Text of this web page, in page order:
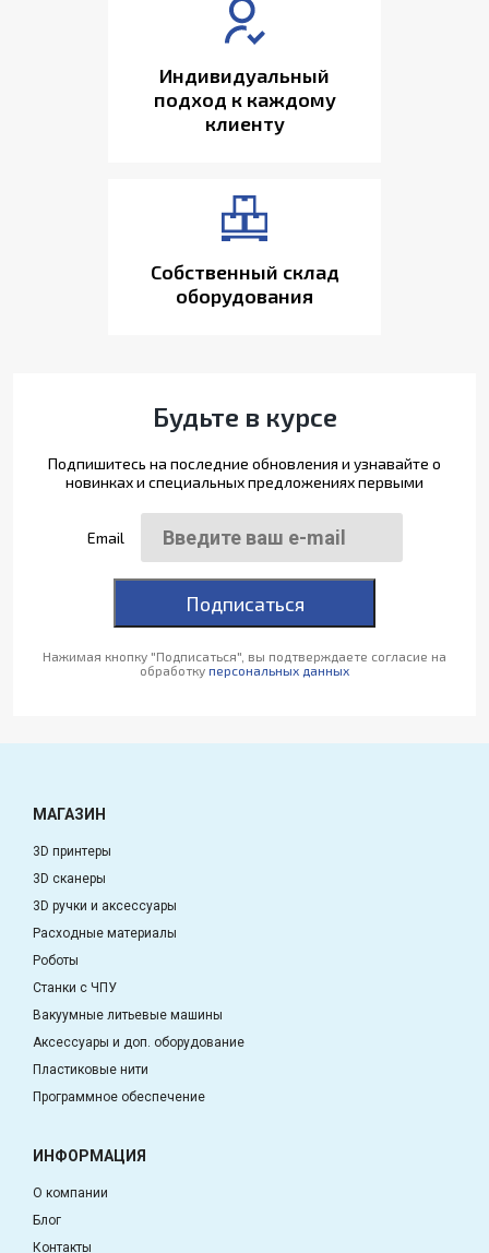
Индивидуальный
подход к каждому
клиенту
Собственный склад
оборудования
Будьте в курсе
Подпишитесь на последние обновления и узнавайте о
новинках и специальных предложениях первыми
Email
Подписаться
Нажимая кнопку "Подписаться", вы подтверждаете согласие на
обработку персональных данных
МАГАЗИН
3D принтеры
3D сканеры
3D ручки и аксессуары
Расходные материалы
Роботы
Станки с ЧПУ
Вакуумные литьевые машины
Аксессуары и доп. оборудование
Пластиковые нити
Программное обеспечение
ИНФОРМАЦИЯ
О компании
Блог
Контакты